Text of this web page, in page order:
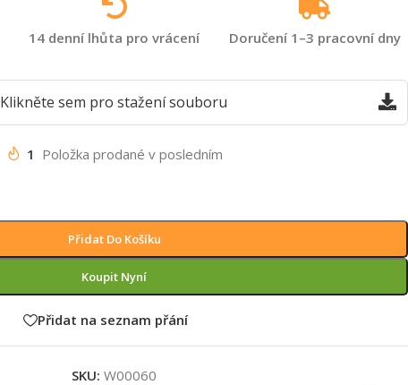
14 denní lhůta pro vrácení Doručení 1–3 pracovní dny
Klikněte sem pro stažení souboru
1 Položka prodané v posledním
Přidat Do Košíku
Koupit Nyní
Přidat na seznam přání
SKU: W00060